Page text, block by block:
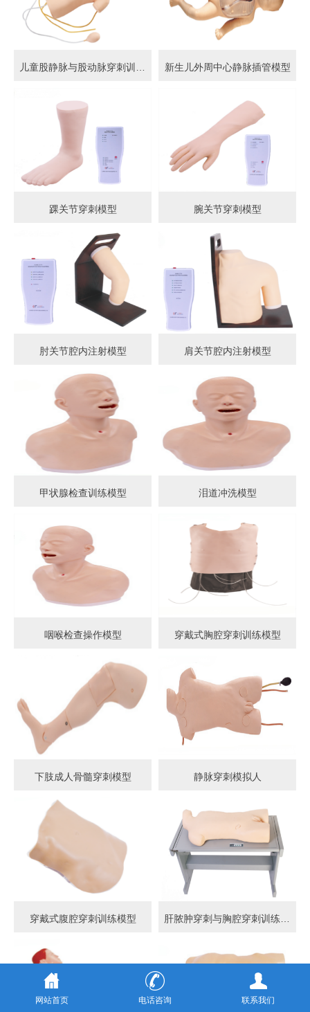
儿童股静脉与股动脉穿刺训练模型 新生儿外周中心静脉插管模型
踝关节穿刺模型 腕关节穿刺模型
肘关节腔内注射模型 肩关节腔内注射模型
甲状腺检查训练模型 泪道冲洗模型
咽喉检查操作模型 穿戴式胸腔穿刺训练模型
下肢成人骨髓穿刺模型 静脉穿刺模拟人
穿戴式腹腔穿刺训练模型
网站首页 电话咨询 联系我们